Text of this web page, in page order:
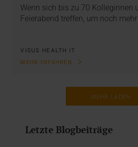
Wenn sich bis zu 70 Kolleginnen
Feierabend treffen, um noch
VISUS HEALTH IT
MEHR ERFAHREN
MEHR LADEN
Letzte Blogbeiträge